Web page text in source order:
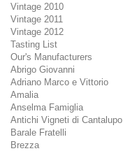
Vintage 2010
Vintage 2011
Vintage 2012
Tasting List
Our's Manufacturers
Abrigo Giovanni
Adriano Marco e Vittorio
Amalia
Anselma Famiglia
Antichi Vigneti di Cantalupo
Barale Fratelli
Brezza